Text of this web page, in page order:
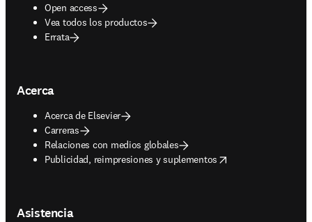
Open access
Vea todos los productos
Errata
Acerca
Acerca de Elsevier
Carreras
Relaciones con medios globales
Publicidad, reimpresiones y suplementos
opens in new tab/window
Asistencia